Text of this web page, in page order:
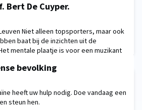
Bert De Cuyper.
Niet alleen topsporters, maar ook
baat bij de inzichten uit de
mentale plaatje is voor een muzikant
essentiële denkkaders aan uit de
op alle niveaus kunnen helpen
en hun
bevolking
heeft uw hulp nodig. Doe vandaag een
steun hen.